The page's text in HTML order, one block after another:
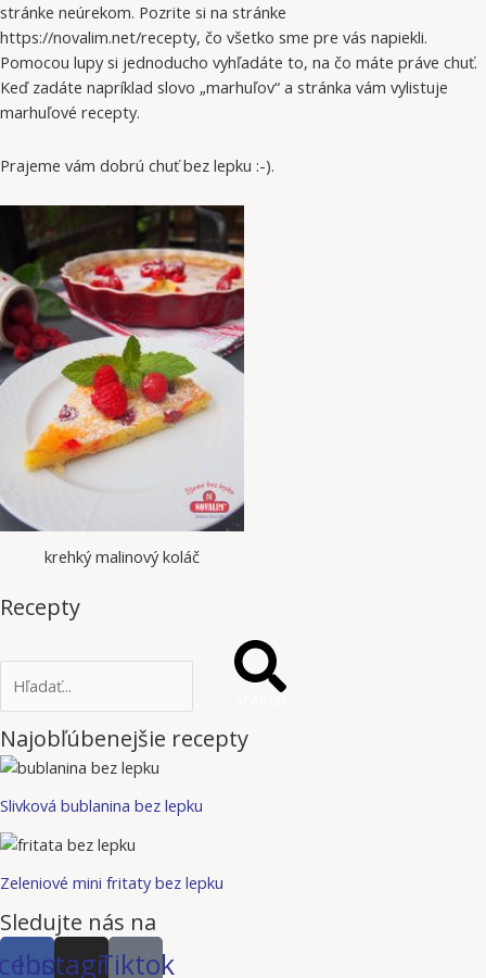
stránke neúrekom. Pozrite si na stránke
https://novalim.net/recepty, čo všetko sme pre vás napiekli.
Pomocou lupy si jednoducho vyhľadáte to, na čo máte práve chuť.
Keď zadáte napríklad slovo „marhuľov“ a stránka vám vylistuje
marhuľové recepty.
Prajeme vám dobrú chuť bez lepku :-).
krehký malinový koláč
Recepty
Najobľúbenejšie recepty
Slivková bublanina bez lepku
Zeleniové mini fritaty bez lepku
Sledujte nás na
Instagram
Tiktok